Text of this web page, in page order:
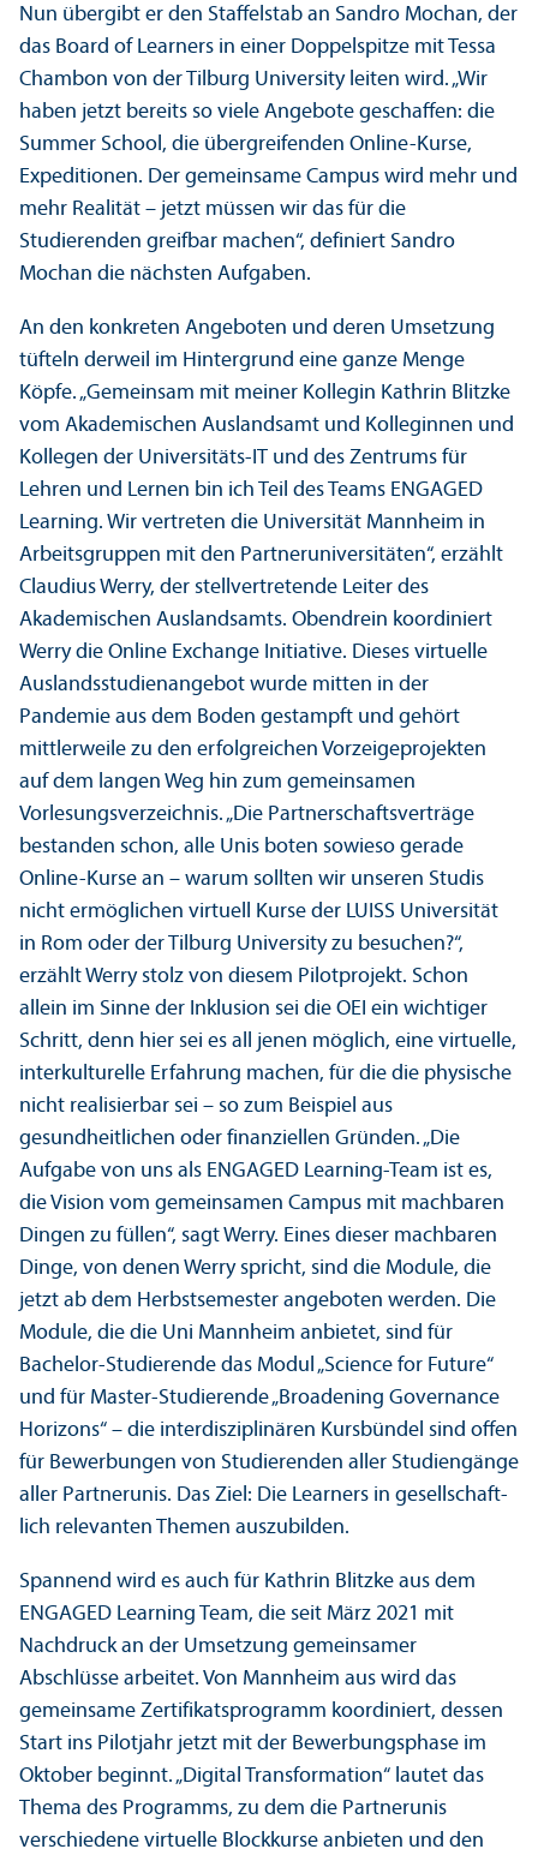
Nun übergibt er den Staffelstab an Sandro Mochan, der
das Board of Learners in einer Doppelspitze mit Tessa
Chambon von der Tilburg University leiten wird. „Wir
haben jetzt bereits so viele Angebote geschaffen: die
Summer School, die übergreifenden Online-Kurse,
Expeditionen. Der gemeinsame Campus wird mehr und
mehr Realität – jetzt müssen wir das für die
Studierenden greifbar machen“, definiert Sandro
Mochan die nächsten Aufgaben.
An den konkreten Angeboten und deren Umsetzung
tüfteln derweil im Hintergrund eine ganze Menge
Köpfe. „Gemeinsam mit meiner Kollegin Kathrin Blitzke
vom Akademischen Auslands­amt und Kolleginnen und
Kollegen der Universitäts-IT und des Zentrums für
Lehren und Lernen bin ich Teil des Teams ENGAGED
Learning. Wir vertreten die Universität Mannheim in
Arbeits­gruppen mit den Partner­universitäten“, erzählt
Claudius Werry, der stellvertretende Leiter des
Akademischen Auslands­amts. Obendrein koordiniert
Werry die Online Exchange Initiative. Dieses virtuelle
Auslands­studien­angebot wurde mitten in der
Pandemie aus dem Boden gestampft und gehört
mittlerweile zu den erfolgreichen Vorzeige­projekten
auf dem langen Weg hin zum gemeinsamen
Vorlesungs­verzeichnis. „Die Partner­schafts­verträge
bestanden schon, alle Unis boten sowieso gerade
Online-Kurse an – warum sollten wir unseren Studis
nicht ermöglichen virtuell Kurse der LUISS Universität
in Rom oder der Tilburg University zu besuchen?“,
erzählt Werry stolz von diesem Pilot­projekt. Schon
allein im Sinne der Inklusion sei die OEI ein wichtiger
Schritt, denn hier sei es all jenen möglich, eine virtuelle,
interkulturelle Erfahrung machen, für die die physische
nicht realisierbar sei – so zum Beispiel aus
gesundheitlichen oder finanz­iellen Gründen. „Die
Aufgabe von uns als ENGAGED Learning-Team ist es,
die Vision vom gemeinsamen Campus mit machbaren
Dingen zu füllen“, sagt Werry. Eines dieser machbaren
Dinge, von denen Werry spricht, sind die Module, die
jetzt ab dem Herbstsemester angeboten werden. Die
Module, die die Uni Mannheim anbietet, sind für
Bachelor-Studierende das Modul „Science for Future“
und für Master-Studierende „Broadening Governance
Horizons“ – die interdisziplinären Kursbündel sind offen
für Bewerbungen von Studierenden aller Studien­gänge
aller Partner­unis. Das Ziel: Die Learners in gesellschaft­
lich relevanten Themen auszubilden.
Spannend wird es auch für Kathrin Blitzke aus dem
ENGAGED Learning Team, die seit März 2021 mit
Nachdruck an der Umsetzung gemeinsamer
Abschlüsse arbeitet. Von Mannheim aus wird das
gemeinsame Zertifikats­programm koordiniert, dessen
Start ins Pilotjahr jetzt mit der Bewerbungs­phase im
Oktober beginnt. „Digital Trans­formation“ lautet das
Thema des Programms, zu dem die Partner­unis
verschiedene virtuelle Blockkurse anbieten und den